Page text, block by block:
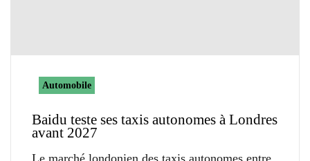
Automobile
Baidu teste ses taxis autonomes à Londres
avant 2027